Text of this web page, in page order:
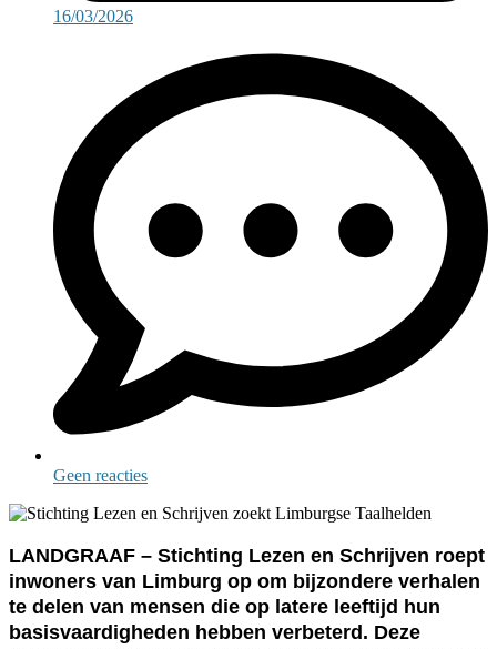
16/03/2026
Geen reacties
LANDGRAAF – Stichting Lezen en Schrijven roept
inwoners van Limburg op om bijzondere verhalen
te delen van mensen die op latere leeftijd hun
basisvaardigheden hebben verbeterd. Deze